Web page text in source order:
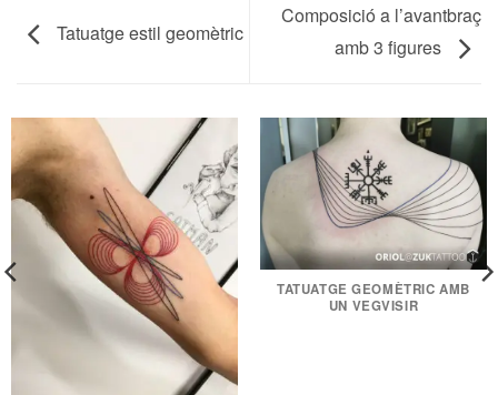
Tatuatge estil geomètric
Composició a l’avantbraç
amb 3 figures
TATUATGE GEOMÈTRIC AMB
UN VEGVISIR